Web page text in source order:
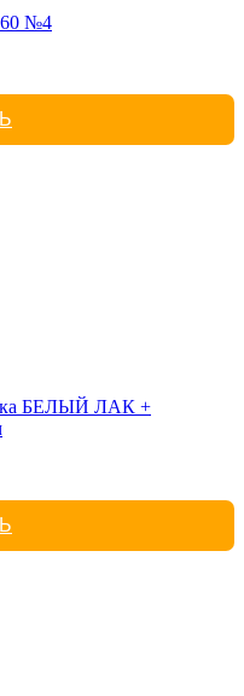
60 №4
БЕЛЫЙ ЛАК +